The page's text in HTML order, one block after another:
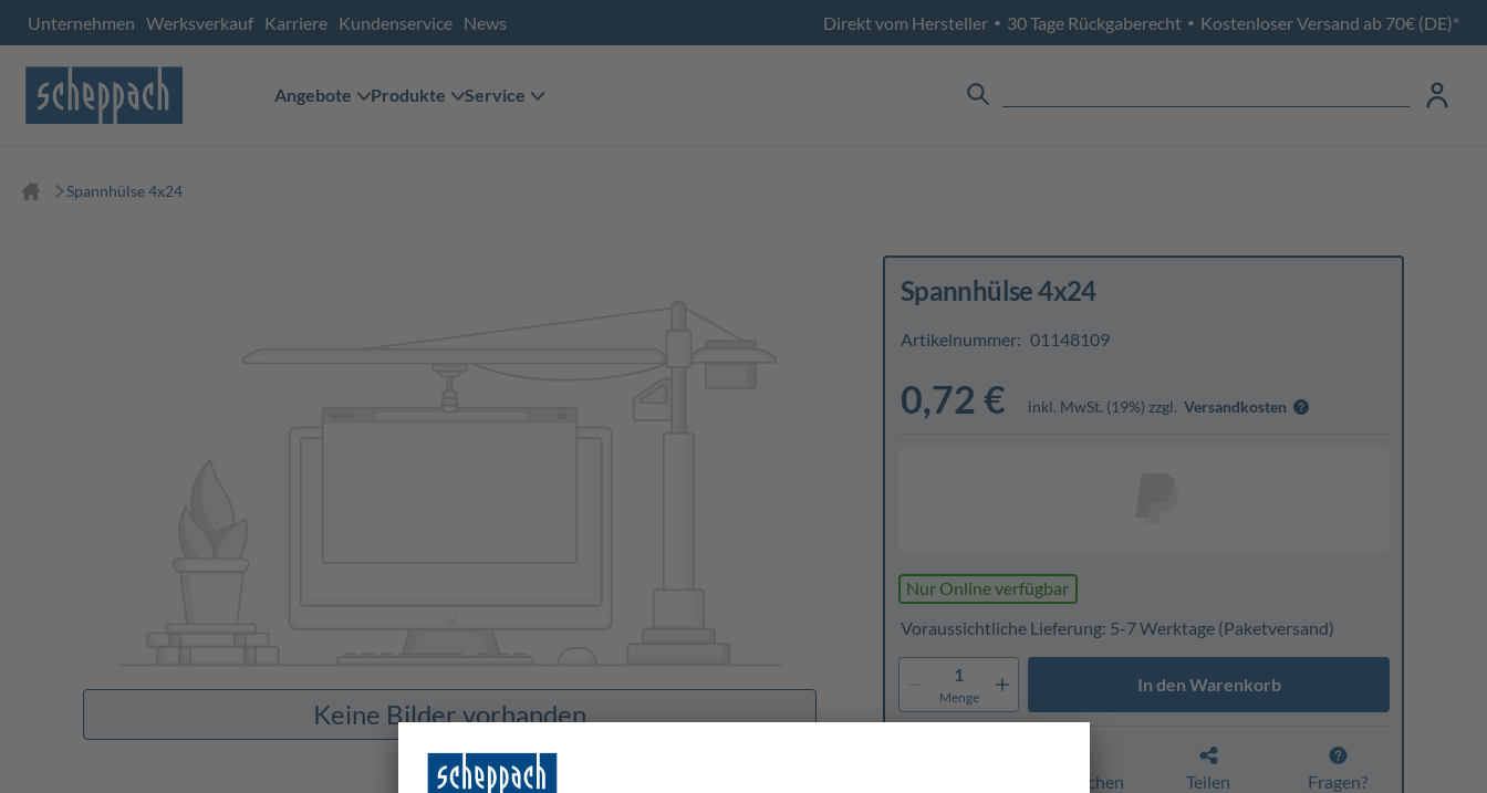
Unternehmen Werksverkauf Karriere Kundenservice News Direkt vom Hersteller • 30 Tage Rückgaberecht • Kostenloser Versand ab 70€ (DE)*
Angebote Produkte Service
Spannhülse 4x24
Keine Bilder vorhanden
Spannhülse 4x24
Artikelnummer: 01148109
0,72 € inkl. MwSt. (19%) zzgl. Versandkosten
Nur Online verfügbar
Voraussichtliche Lieferung: 5-7 Werktage(Paketversand)
1
Menge
In den Warenkorb
Vergleichen Teilen Fragen?